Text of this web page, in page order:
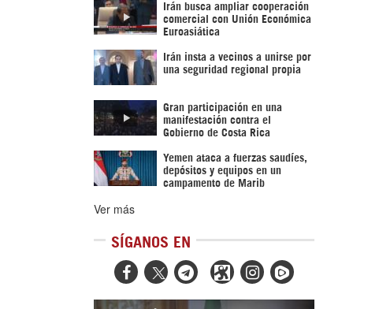
Irán busca ampliar cooperación
comercial con Unión Económica
Euroasiática
Irán insta a vecinos a unirse por
una seguridad regional propia
Gran participación en una
manifestación contra el
Gobierno de Costa Rica
Yemen ataca a fuerzas saudíes,
depósitos y equipos en un
campamento de Marib
Ver más
SÍGANOS EN
  